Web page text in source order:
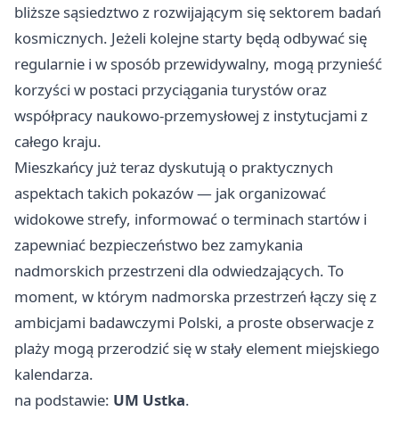
bliższe sąsiedztwo z rozwijającym się sektorem badań
kosmicznych. Jeżeli kolejne starty będą odbywać się
regularnie i w sposób przewidywalny, mogą przynieść
korzyści w postaci przyciągania turystów oraz
współpracy naukowo-przemysłowej z instytucjami z
całego kraju.
Mieszkańcy już teraz dyskutują o praktycznych
aspektach takich pokazów — jak organizować
widokowe strefy, informować o terminach startów i
zapewniać bezpieczeństwo bez zamykania
nadmorskich przestrzeni dla odwiedzających. To
moment, w którym nadmorska przestrzeń łączy się z
ambicjami badawczymi Polski, a proste obserwacje z
plaży mogą przerodzić się w stały element miejskiego
kalendarza.
na podstawie: UM Ustka.